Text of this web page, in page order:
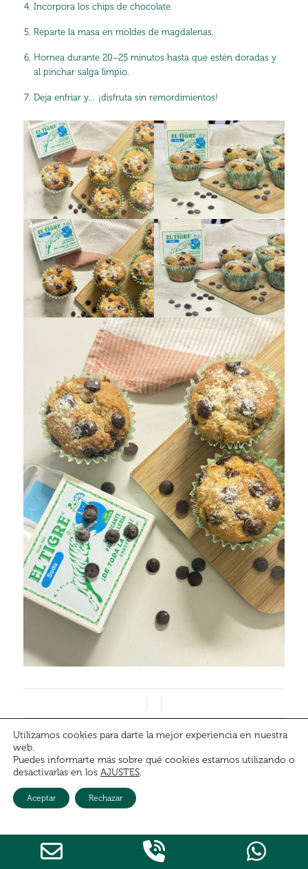
Incorpora los chips de chocolate.
Reparte la masa en moldes de magdalenas.
Hornea durante 20–25 minutos hasta que estén doradas y
al pinchar salga limpio.
Deja enfriar y… ¡disfruta sin remordimientos!
MAGDALENAS SIN
GLUTEN NI AZÚCARES
ARÁNDANOS
Utilizamos cookies para darte la mejor experiencia en nuestra
web.
Puedes informarte más sobre qué cookies estamos utilizando o
desactivarlas en los AJUSTES.
Aceptar Rechazar